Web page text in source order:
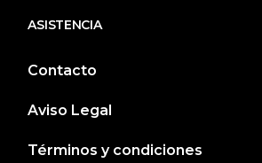
ASISTENCIA
Contacto
Aviso Legal
Términos y condiciones